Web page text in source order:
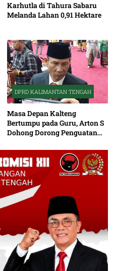
Karhutla di Tahura Sabaru
Melanda Lahan 0,91 Hektare
DPRD KALIMANTAN TENGAH
Masa Depan Kalteng
Bertumpu pada Guru, Arton S
Dohong Dorong Penguatan